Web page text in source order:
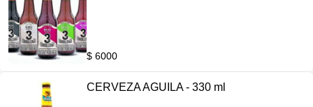
$ 6000
CERVEZA AGUILA - 330 ml